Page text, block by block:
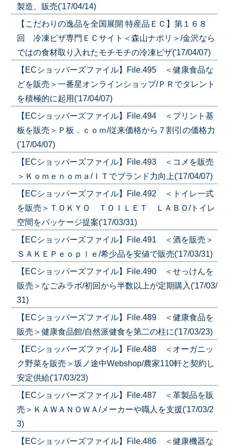
製造、販売('17/04/14)
【こだわりの逸品を全国展開 特産品ＥＣ】第１６８
回 冷凍ピザ専門ＥＣサイト＜森山ナポリ＞/金沢なら
ではの食材取り入れたモチモチの冷凍ピザ('17/04/07)
【ECショッパーズファイル】File.495 ＜健康食品な
どを販売＞一番星オンラインショップ/ＰＲでタレント
を積極的に起用('17/04/07)
【ECショッパーズファイル】File.494 ＜プリント基
板を販売＞Ｐ板．ｃｏｍ/従来価格から７割引の価格力
('17/04/07)
【ECショッパーズファイル】File.493 ＜コメを販売
＞Ｋｏｍｅｎｏｍａ/ＩＴでブランド力向上('17/04/07)
【ECショッパーズファイル】File.492 ＜トイレ一式
を販売＞ＴＯＫＹＯ ＴＯＩＬＥＴ ＬＡＢＯ/トイレ
空間をパッケージ提案('17/03/31)
【ECショッパーズファイル】File.491 ＜酒を販売＞
ＳＡＫＥＰｅｏｐｌｅ/希少品を安値で販売('17/03/31)
【ECショッパーズファイル】File.490 ＜せっけんを
販売＞なごみラボ/初回から半数以上が定期購入('17/03/
31)
【ECショッパーズファイル】File.489 ＜健康食品を
販売＞健康食品館/自然派健食を第二の柱に('17/03/23)
【ECショッパーズファイル】File.488 ＜オーガニッ
ク野菜を販売＞坂ノ途中Webshop/農家110軒と契約し
安定供給('17/03/23)
【ECショッパーズファイル】File.487 ＜革製品を販
売＞ＫＡＷＡＮＯＷＡ/メーカーや職人を支援('17/03/2
3)
【ECショッパーズファイル】File.486 ＜健康機器な